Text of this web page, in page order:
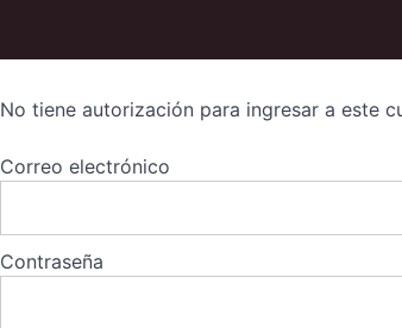
No tiene autorización para ingresar a este
Correo electrónico
Contraseña